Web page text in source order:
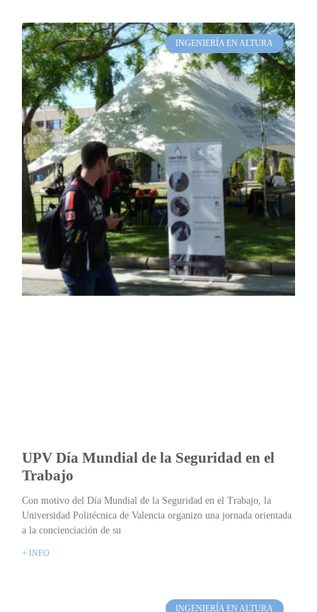
INGENIERÍA EN ALTURA
UPV Día Mundial de la Seguridad en el
Trabajo
Con motivo del Día Mundial de la Seguridad en el Trabajo, la
Universidad Politécnica de Valencia organizo una jornada orientada
a la concienciación de su
+ INFO
INGENIERÍA EN ALTURA